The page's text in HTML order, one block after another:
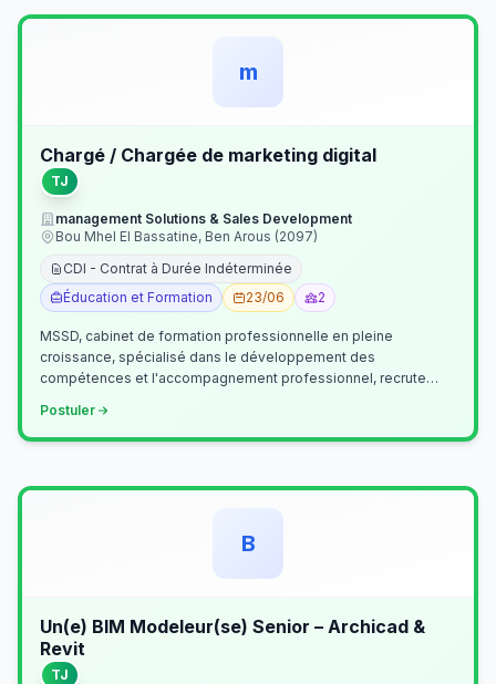
m
Chargé / Chargée de marketing digital
TJ
management Solutions & Sales Development
Bou Mhel El Bassatine, Ben Arous (2097)
CDI - Contrat à Durée Indéterminée
Éducation et Formation
23/06 2
MSSD, cabinet de formation professionnelle en pleine
croissance, spécialisé dans le développement des
compétences et l'accompagnement professionnel, recrute
Postuler
B
Un(e) BIM Modeleur(se) Senior – Archicad &
Revit
TJ